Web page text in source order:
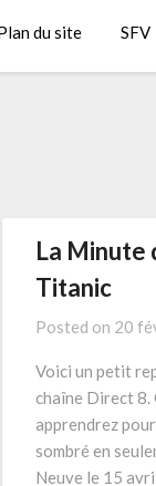
du site SFV
La Minute
Titanic
Posted on 20
Voici un petit
chaîne Direct 8.
apprendrez
sombré en
Neuve le 15